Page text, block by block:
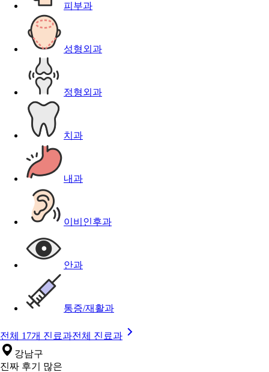
피부과
성형외과
정형외과
치과
내과
이비인후과
안과
통증/재활과
전체 17개 진료과전체 진료과
강남구
진짜 후기 많은